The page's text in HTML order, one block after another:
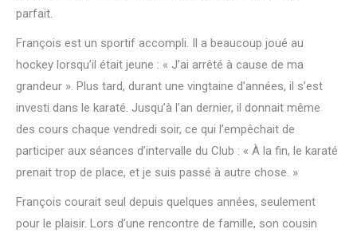
parfait.
François est un sportif accompli. Il a beaucoup joué au
hockey lorsqu’il était jeune : « J’ai arrêté à cause de ma
grandeur ». Plus tard, durant une vingtaine d’années, il s’est
investi dans le karaté. Jusqu’à l’an dernier, il donnait même
des cours chaque vendredi soir, ce qui l’empêchait de
participer aux séances d’intervalle du Club : « À la fin, le karaté
prenait trop de place, et je suis passé à autre chose. »
François courait seul depuis quelques années, seulement
pour le plaisir. Lors d’une rencontre de famille, son cousin